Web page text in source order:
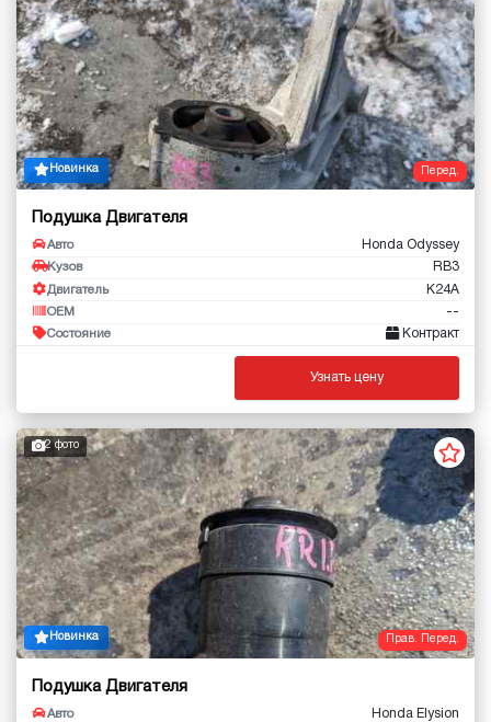
Перед.
Новинка
Подушка Двигателя
Авто Honda Odyssey
Кузов RB3
Двигатель K24A
OEM --
Состояние Контракт
Узнать цену
Прав. Перед.
2 фото
Новинка
Подушка Двигателя
Авто Honda Elysion